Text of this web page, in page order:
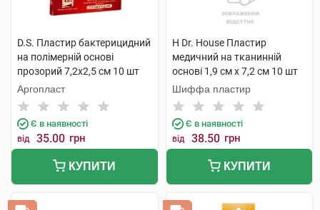
D.S. Пластир бактерицидний
на полімерній основі
прозорий 7,2х2,5 см 10 шт
Аргопласт
Є в наявності
від 35.00 грн
КУПИТИ
H Dr. House Пластир
медичний на тканинній
основі 1,9 см х 7,2 см 10 шт
Шиффа пластир
Є в наявності
від 38.50 грн
КУПИТИ